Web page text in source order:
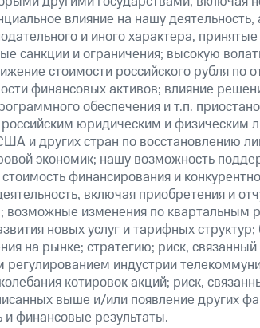
влияние на нашу деятельность,
и иного характера,
санкции и ограничения; высокую
стоимости российского рубля по
финансовых активов; влияние
обеспечения и т.п.
юридическим и физическим
и других стран по восстановлению
экономик; нашу возможность
финансирования и
включая приобретения и
возможные изменения по квартальным
новых услуг и тарифных
на рынке; стратегию; риск,
индустрии
котировок акций; риск,
выше и/или появление других
и финансовые результаты.